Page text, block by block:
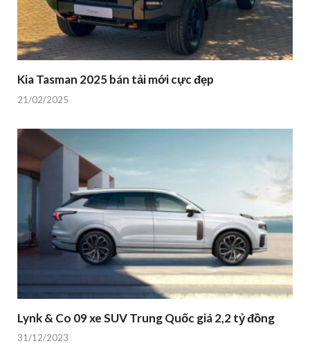
Kia Tasman 2025 bán tải mới cực đẹp
21/02/2025
Lynk & Co 09 xe SUV Trung Quốc giá 2,2 tỷ đồng
31/12/2023